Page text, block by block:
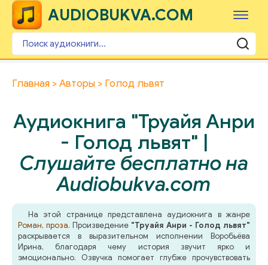
AUDIOBUKVA.COM
Главная Авторы Голод львят
Аудиокнига "Труайя Анри
- Голод львят" |
Слушайте бесплатно на
Audiobukva.com
На этой странице представлена аудиокнига в жанре
Роман, проза. Произведение "Труайя Анри - Голод львят"
раскрывается в выразительном исполнении Воробьёва
Ирина, благодаря чему история звучит ярко и
эмоционально. Озвучка помогает глубже прочувствовать